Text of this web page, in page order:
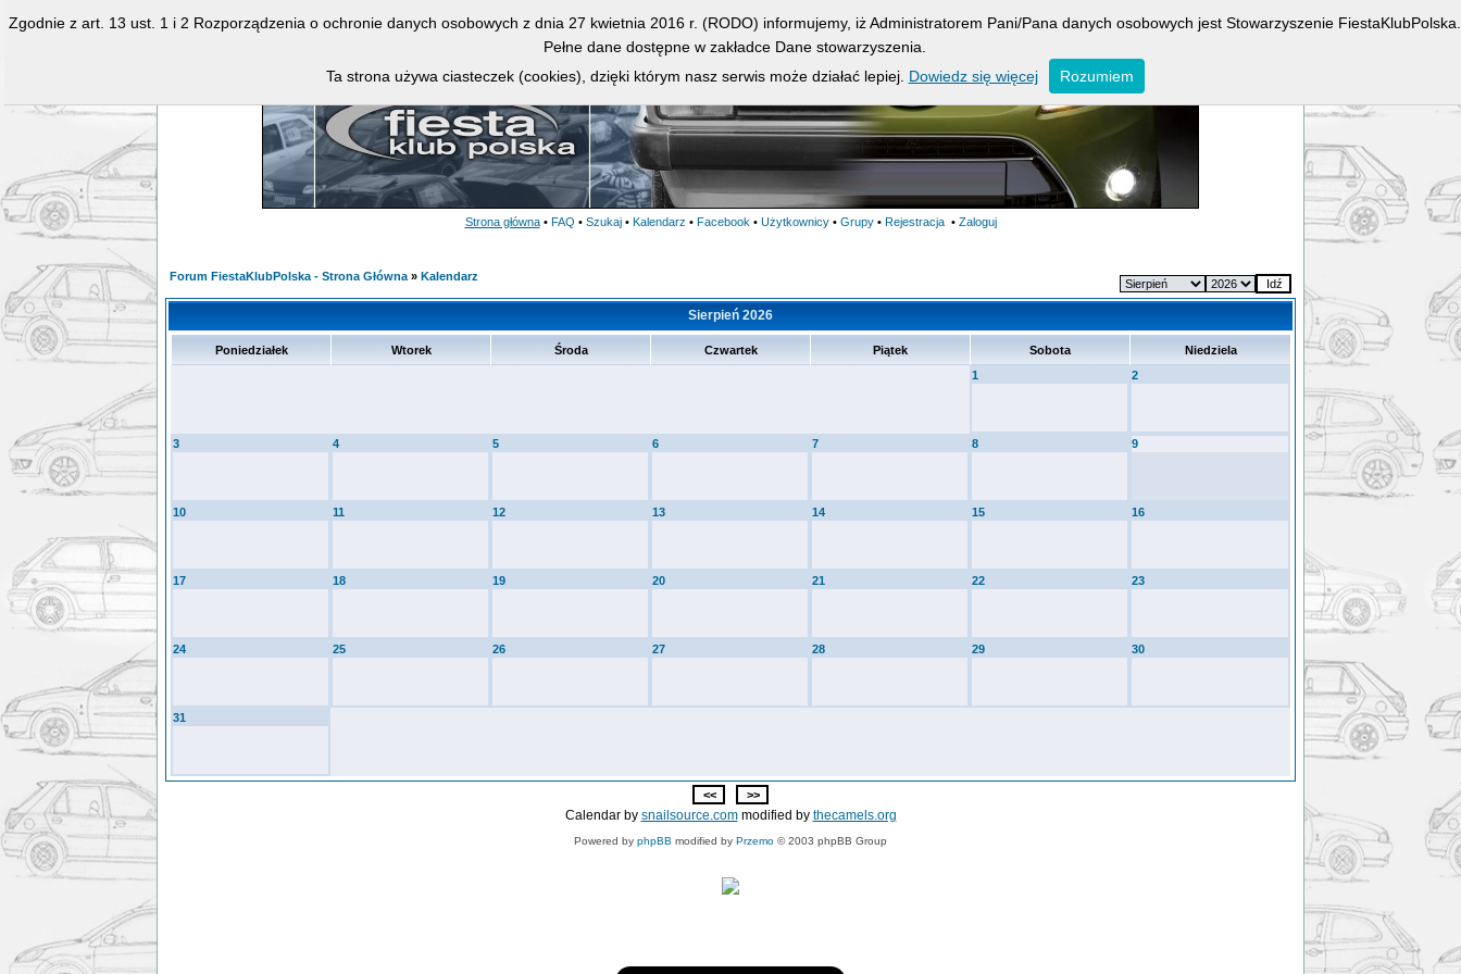
Strona główna • FAQ • Szukaj • Kalendarz • Facebook • Użytkownicy • Grupy • Rejestracja • Zaloguj
Forum FiestaKlubPolska - Strona Główna » Kalendarz
Sierpień 2026
Poniedziałek Wtorek Środa Czwartek Piątek Sobota
Niedziela
1
2
3 4 5 6 7 8 9
10 11 12 13 14 15 16
17 18 19 20 21 22 23
24 25 26 27 28 29 30
31
Calendar by snailsource.commodified by thecamels.org
Powered by phpBB modified by Przemo © 2003 phpBB Group
Zgodnie z art. 13 ust. 1 i 2 Rozporządzenia o ochronie danych osobowych z dnia 27 kwietnia 2016 r. (RODO) informujemy, iż Administratorem Pani/Pana danych osobowych jest Stowarzyszenie FiestaKlubPolska.
Pełne dane dostępne w zakładce Dane stowarzyszenia.
Ta strona używa ciasteczek (cookies), dzięki którym nasz serwis może działać lepiej. Dowiedz się więcej Rozumiem